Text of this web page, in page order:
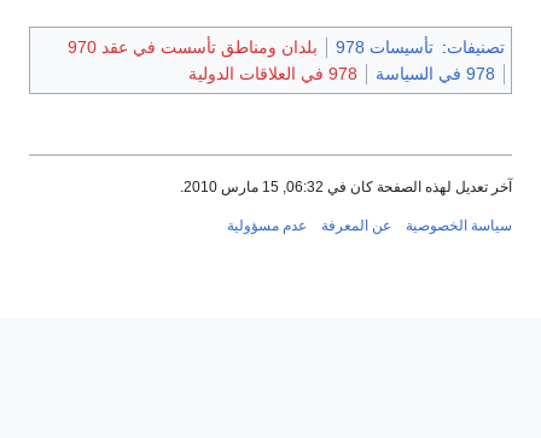
تصنيفات: تأسيسات 978
بلدان ومناطق تأسست في عقد 970
978 في السياسة
978 في العلاقات الدولية
آخر تعديل لهذه الصفحة كان في 06:32, 15 مارس 2010.
سياسة الخصوصية عن المعرفة عدم مسؤولية